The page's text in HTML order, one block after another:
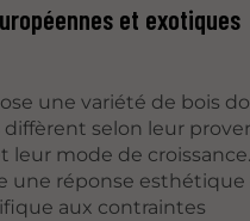
et exotiques
une variété de bois
selon leur
leur mode de
une réponse esthétique
aux contraintes